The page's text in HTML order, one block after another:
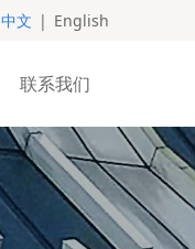
中文 | English
联系我们